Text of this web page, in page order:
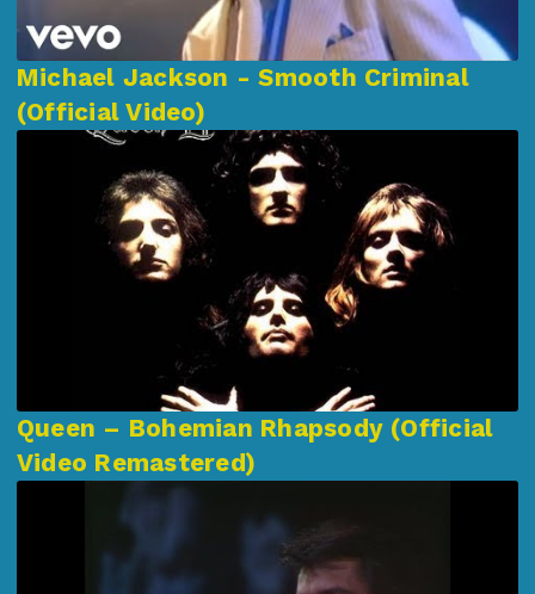
Michael Jackson - Smooth Criminal
(Official Video)
Queen – Bohemian Rhapsody (Official
Video Remastered)